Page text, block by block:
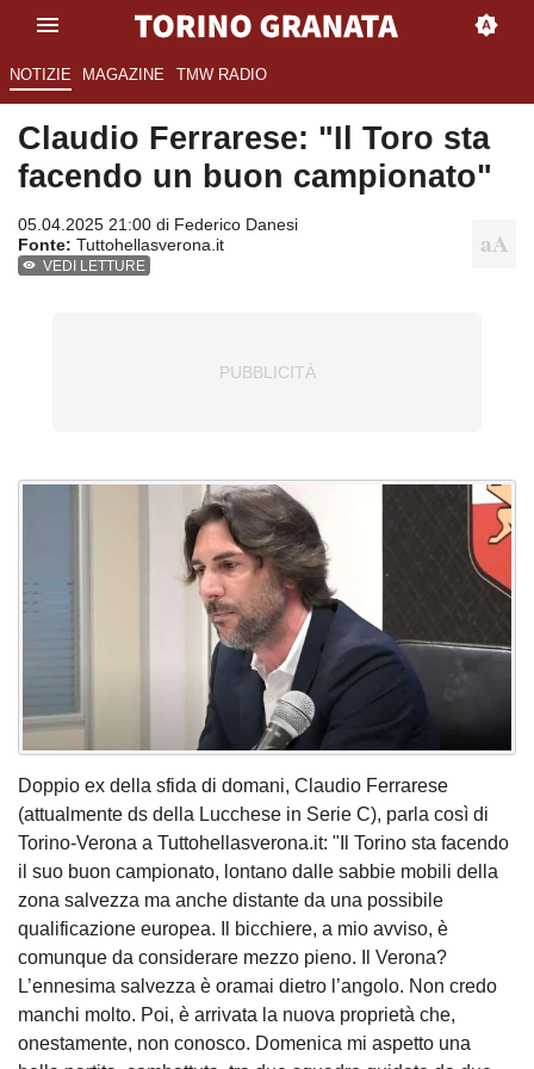
NOTIZIE MAGAZINE TMW RADIO
Claudio Ferrarese: "Il Toro sta
facendo un buon campionato"
05.04.2025 21:00 di Federico Danesi
Fonte: Tuttohellasverona.it
VEDI LETTURE
Doppio ex della sfida di domani, Claudio Ferrarese
(attualmente ds della Lucchese in Serie C), parla così di
Torino-Verona a Tuttohellasverona.it: "Il Torino sta facendo
il suo buon campionato, lontano dalle sabbie mobili della
zona salvezza ma anche distante da una possibile
qualificazione europea. Il bicchiere, a mio avviso, è
comunque da considerare mezzo pieno. Il Verona?
L’ennesima salvezza è oramai dietro l’angolo. Non credo
manchi molto. Poi, è arrivata la nuova proprietà che,
onestamente, non conosco. Domenica mi aspetto una